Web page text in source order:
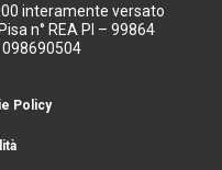
interamente versato
n° REA PI – 99864
Policy